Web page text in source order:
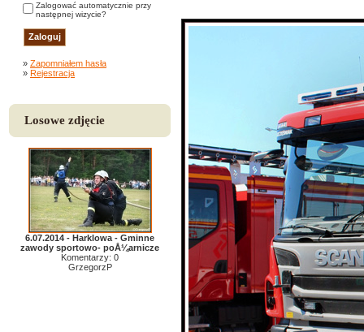
Zalogować automatycznie przy
następnej wizycie?
» Zapomniałem hasła
» Rejestracja
Losowe zdjęcie
6.07.2014 - Harklowa - Gminne
zawody sportowo- poÅ¼arnicze
Komentarzy: 0
GrzegorzP